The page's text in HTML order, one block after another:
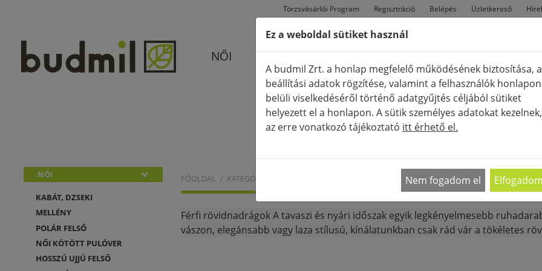
Törzsvásárlói Program Regisztráció Belépés Üzletkereső
NŐI FÉRFI TÁSKÁK CIPŐK
NŐI
KABÁT, DZSEKI
MELLÉNY
POLÁR FELSŐ
NŐI KÖTÖTT PULÓVER
HOSSZÚ UJJÚ FELSŐ
FŐOLDAL KATEGÓRIÁK
Férfi rövidnadrágok A tavaszi és nyári időszak egyik legkényelmesebb
vászon, elegánsabb vagy laza stílusú, kínálatunkban csak rád vár a tökéletes
Ez a weboldal sütiket használ
A budmil Zrt. a honlap megfelelő működésének biztosítása, a
beállítási adatok rögzítése, valamint a felhasználók honlapon
belüli viselkedéséről történő adatgyűjtés céljából sütiket
helyezett el a honlapon. A sütik személyes adatokat kezelnek,
az erre vonatkozó tájékoztató itt érhető el.
Nem fogadom el Elfogadom